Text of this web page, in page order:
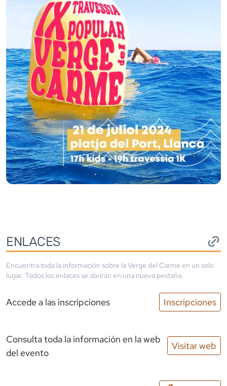
ENLACES
Encuentra toda la información sobre laVerge del Carme en un solo
lugar. Todos los enlaces se abrirán en una nueva pestaña.
Accede a las inscripciones Inscripciones
Consulta toda la información en la web
del evento
Visitar web